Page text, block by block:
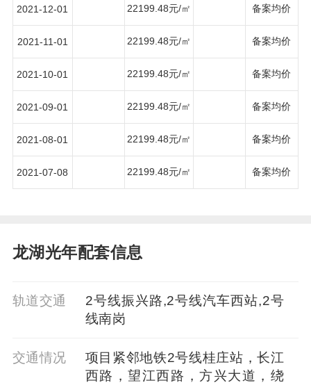
2021-12-01 22199.48元/㎡ 备案均价
2021-11-01 22199.48元/㎡ 备案均价
2021-10-01 22199.48元/㎡ 备案均价
2021-09-01 22199.48元/㎡ 备案均价
2021-08-01 22199.48元/㎡ 备案均价
2021-07-08 22199.48元/㎡ 备案均价
龙湖光年配套信息
轨道交通
2号线振兴路,2号线汽车西站,2号
线南岗
交通情况
项目紧邻地铁2号线桂庄站，长江
西路，望江西路，方兴大道，绕